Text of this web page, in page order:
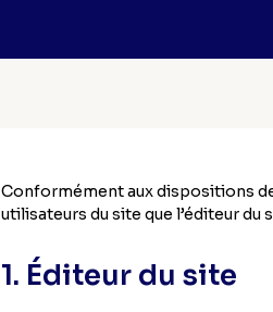
Conformément aux dispositions
utilisateurs du site que l’éditeur
1. Éditeur du site